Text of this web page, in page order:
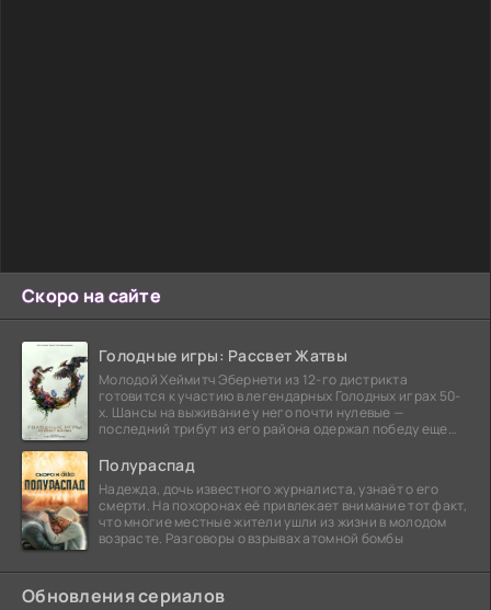
Скоро на сайте
Голодные игры: Рассвет Жатвы
Молодой Хеймитч Эбернети из 12-го дистрикта
готовится к участию в легендарных Голодных играх 50-
х. Шансы на выживание у него почти нулевые —
последний трибут из его района одержал победу еще
Полураспад
Надежда, дочь известного журналиста, узнаёт о его
смерти. На похоронах её привлекает внимание тот факт,
что многие местные жители ушли из жизни в молодом
возрасте. Разговоры о взрывах атомной бомбы
Обновления сериалов